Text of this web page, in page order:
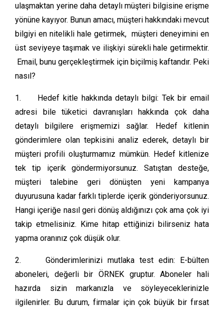
ulaşmaktan yerine daha detaylı müşteri bilgisine erişme
yönüne kayıyor. Bunun amacı, müşteri hakkındaki mevcut
bilgiyi en nitelikli hale getirmek, müşteri deneyimini en
üst seviyeye taşımak ve ilişkiyi sürekli hale getirmektir.
Email, bunu gerçekleştirmek için biçilmiş kaftandır. Peki
nasıl?
1. Hedef kitle hakkında detaylı bilgi: Tek bir email
adresi bile tüketici davranışları hakkında çok daha
detaylı bilgilere erişmemizi sağlar. Hedef kitlenin
gönderimlere olan tepkisini analiz ederek, detaylı bir
müşteri profili oluşturmamız mümkün. Hedef kitlenize
tek tip içerik göndermiyorsunuz. Satıştan desteğe,
müşteri talebine geri dönüşten yeni kampanya
duyurusuna kadar farklı tiplerde içerik gönderiyorsunuz.
Hangi içeriğe nasıl geri dönüş aldığınızı çok ama çok iyi
takip etmelisiniz. Kime hitap ettiğinizi bilirseniz hata
yapma oranınız çok düşük olur.
2. Gönderimlerinizi mutlaka test edin: E-bülten
aboneleri, değerli bir ÖRNEK gruptur. Aboneler hali
hazırda sizin markanızla ve söyleyeceklerinizle
ilgilenirler. Bu durum, firmalar için çok büyük bir fırsat